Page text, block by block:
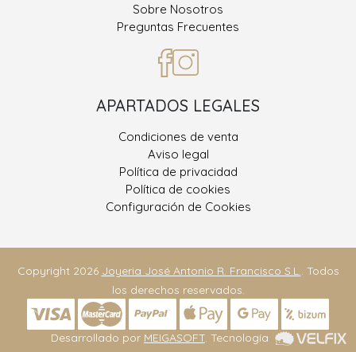
Sobre Nosotros
Preguntas Frecuentes
APARTADOS LEGALES
Condiciones de venta
Aviso legal
Política de privacidad
Política de cookies
Configuración de Cookies
Copyright 2026 Joyeria José Antonio R. Francisco S.L.. Todos
los derechos reservados.
Desarrollado por MEIGASOFT . Tecnología